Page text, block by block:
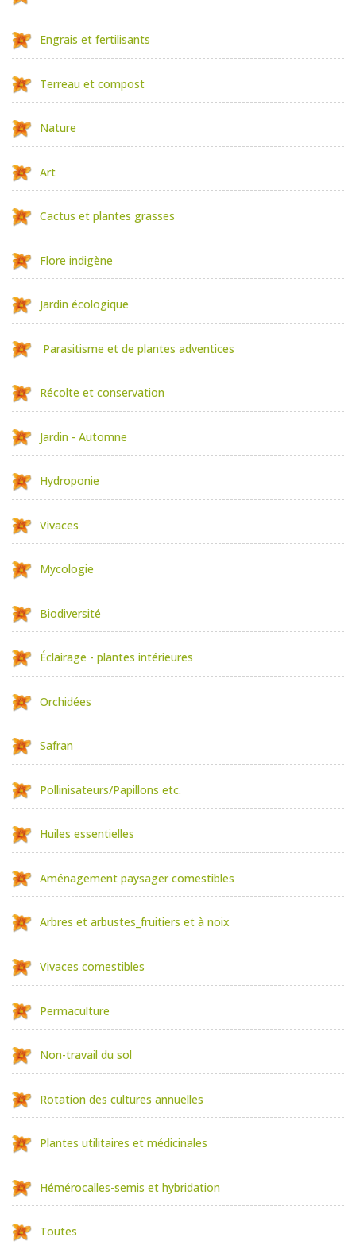
Engrais et fertilisants
Terreau et compost
Nature
Art
Cactus et plantes grasses
Flore indigène
Jardin écologique
Parasitisme et de plantes adventices
Récolte et conservation
Jardin - Automne
Hydroponie
Vivaces
Mycologie
Biodiversité
Éclairage - plantes intérieures
Orchidées
Safran
Pollinisateurs/Papillons etc.
Huiles essentielles
Aménagement paysager comestibles
Arbres et arbustes_fruitiers et à noix
Vivaces comestibles
Permaculture
Non-travail du sol
Rotation des cultures annuelles
Plantes utilitaires et médicinales
Hémérocalles-semis et hybridation
Toutes